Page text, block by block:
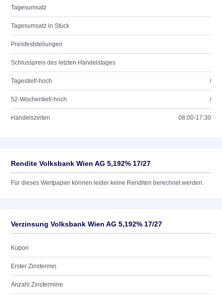
Tagesumsatz
Tagesumsatz in Stück
Preisfeststellungen
Schlusspreis des letzten Handelstages
Tagestief/-hoch /
52-Wochentief/-hoch /
Handelszeiten 08:00-17:30
Rendite Volksbank Wien AG 5,192% 17/27
Für dieses Wertpapier können leider keine Renditen berechnet werden.
Verzinsung Volksbank Wien AG 5,192% 17/27
Kupon
Erster Zinstermin
Anzahl Zinstermine